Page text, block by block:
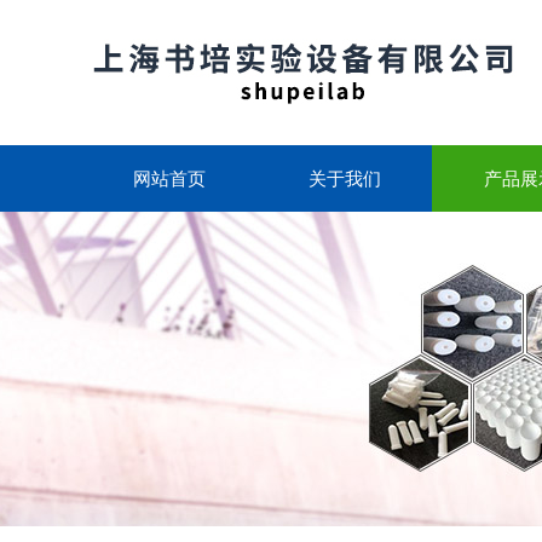
网站首页 关于我们 产品